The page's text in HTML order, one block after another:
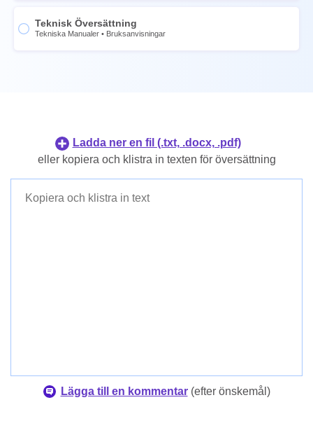
Portugisiska
Danska
Thai
Filippinsk
Indonesiska
Danska
Teknisk Översättning
Tekniska Manualer • Bruksanvisningar
Ladda ner en fil (.txt, .docx, .pdf)
eller kopiera och klistra in texten för översättning
Lägga till en kommentar (efter önskemål )